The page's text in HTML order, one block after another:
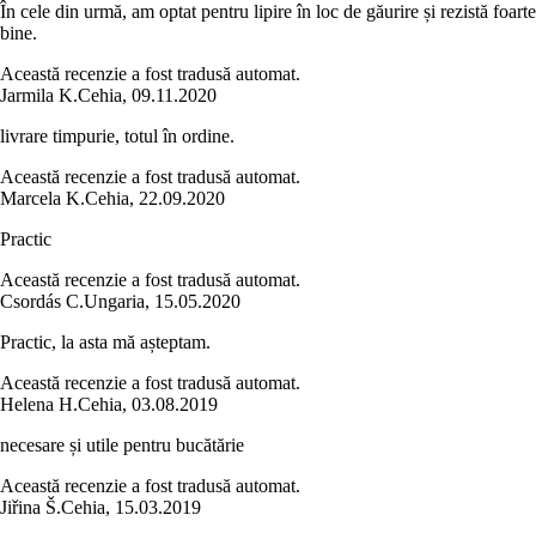
În cele din urmă, am optat pentru lipire în loc de găurire și rezistă foarte
bine.
Această recenzie a fost tradusă automat.
Jarmila K.Cehia, 09.11.2020
livrare timpurie, totul în ordine.
Această recenzie a fost tradusă automat.
Marcela K.Cehia, 22.09.2020
Practic
Această recenzie a fost tradusă automat.
Csordás C.Ungaria, 15.05.2020
Practic, la asta mă așteptam.
Această recenzie a fost tradusă automat.
Helena H.Cehia, 03.08.2019
necesare și utile pentru bucătărie
Această recenzie a fost tradusă automat.
Jiřina Š.Cehia, 15.03.2019